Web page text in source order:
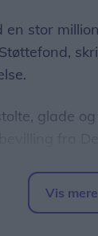
en stor
glade
hvor alle
Vis mere